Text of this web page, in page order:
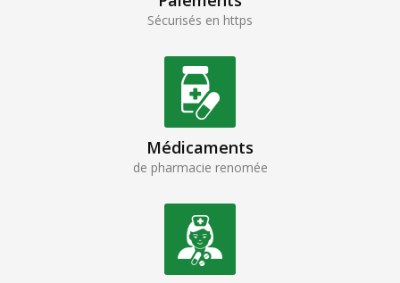
Sécurisés en https
Médicaments
de pharmacie renomée